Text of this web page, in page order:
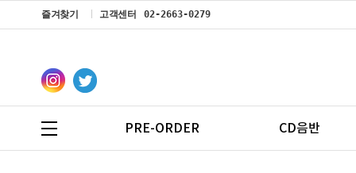
즐겨찾기 고객센터 02-2663-0279
PRE-ORDER CD음반